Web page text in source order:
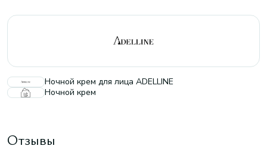
Ночной крем для лица ADELLINE
Ночной крем
Отзывы